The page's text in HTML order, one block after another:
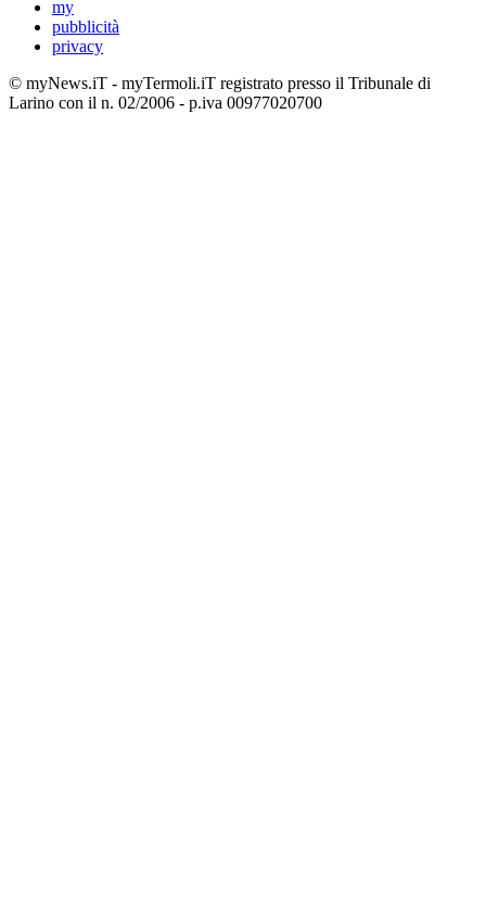
my
pubblicità
privacy
© myNews.iT - myTermoli.iT registrato presso il Tribunale di
Larino con il n. 02/2006 - p.iva 00977020700